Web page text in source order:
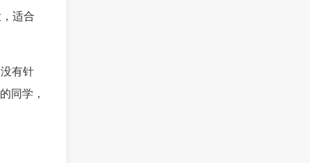
适合
有针
同学，